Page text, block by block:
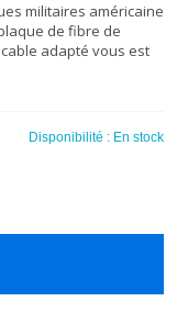
militaires américaine
de fibre de
adapté vous est
Disponibilité : En stock